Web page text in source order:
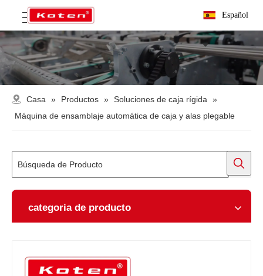
Español
Casa » Productos » Soluciones de caja rígida »
Máquina de ensamblaje automática de caja y alas plegable
categoria de producto